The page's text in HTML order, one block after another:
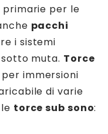
per le
pacchi
i sistemi
muta. Torce
immersioni
di varie
torce sub sono: